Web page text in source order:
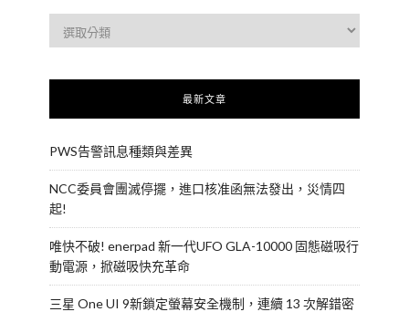
最新文章
PWS告警訊息種類與差異
NCC委員會團滅停擺，進口核准函無法發出，災情四
起!
唯快不破! enerpad 新一代UFO GLA-10000 固態磁吸行
動電源，掀磁吸快充革命
三星 One UI 9新鎖定螢幕安全機制，連續 13 次解錯密